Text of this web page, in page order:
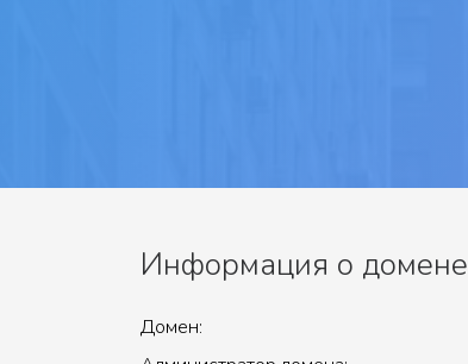
Информация о домене
Домен: